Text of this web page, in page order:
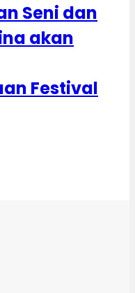
Seni dan
akan
Festival